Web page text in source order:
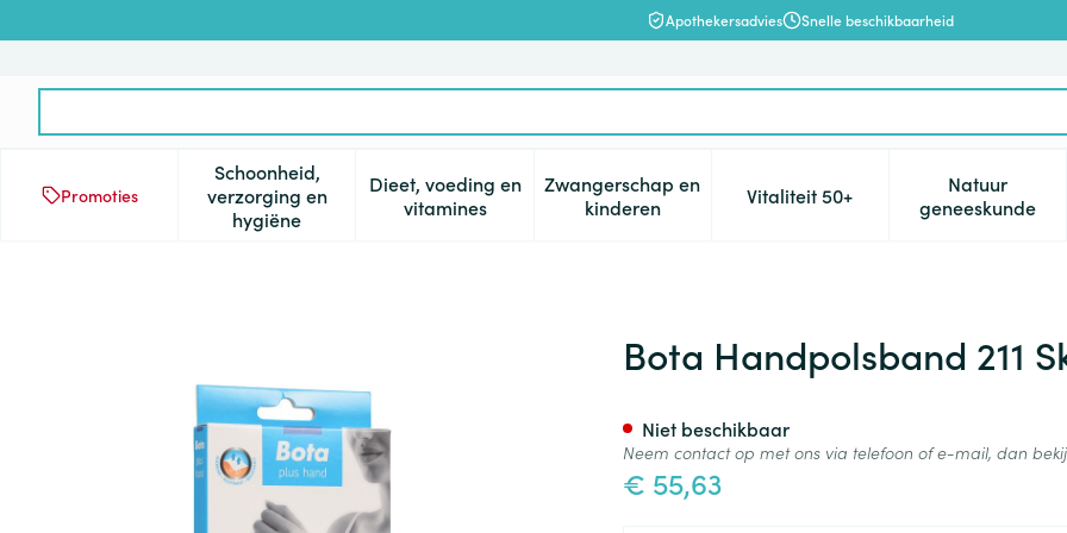
Apothekersadvies Snelle beschikbaarheid
Promoties
Schoonheid,
verzorging en
hygiëne
Toon submenu voor Schoonheid, verzorging en hygiëne categorie
Dieet, voeding en
vitaminesToon submenu voor Dieet, voeding en vitamines categorie
Zwangerschap en
kinderenToon submenu voor Zwangerschap en kinderen
Vitaliteit 50+Toon submenu voor Vitaliteit
Natuur
geneeskunde
Toon
Bota Handpolsband 211 Skin Universeel MBota Handpolsband 211
€ 55,63
Niet beschikbaar
Neem contact op met ons via telefoon of e-mail, dan